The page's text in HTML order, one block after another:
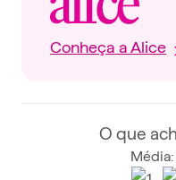
Conheça a Alice
O que